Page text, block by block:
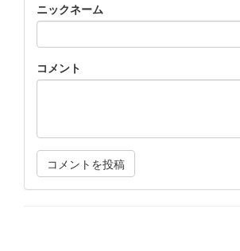
ニックネーム
コメント